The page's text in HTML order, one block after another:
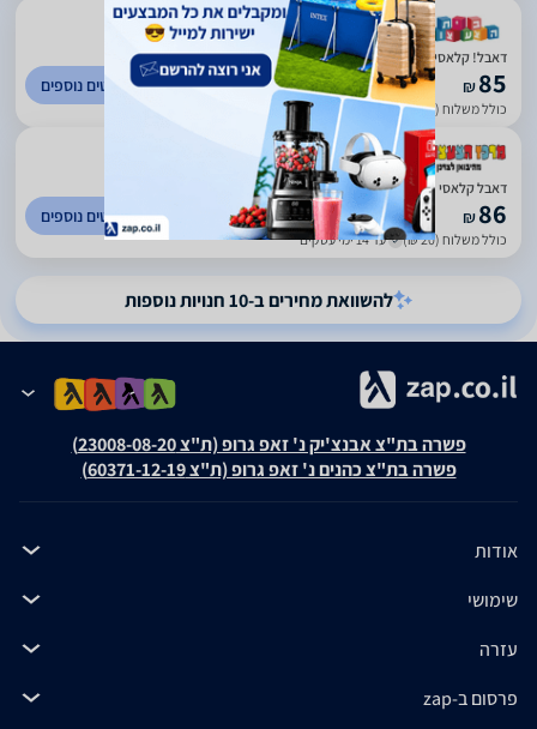
5
(
878
)
דאבל! קלאסי
₪85
כולל משלוח (15 ₪) עד 3 ימי עסקים
לפרטים נוספים
0
(
22
)
דאבל קלאסי Foxmind | משחק 1 המכיל 5 משחקים שונים!
₪86
כולל משלוח (20 ₪) עד 14 ימי עסקים
לפרטים נוספים
להשוואת מחירים ב-10 חנויות נוספות
פשרה בת"צ אבנצ'יק נ' זאפ גרופ (ת"צ 23008-08-20)
פשרה בת"צ כהנים נ' זאפ גרופ (ת"צ 60371-12-19)
אודות
שימושי
עזרה
פרסום ב-zap